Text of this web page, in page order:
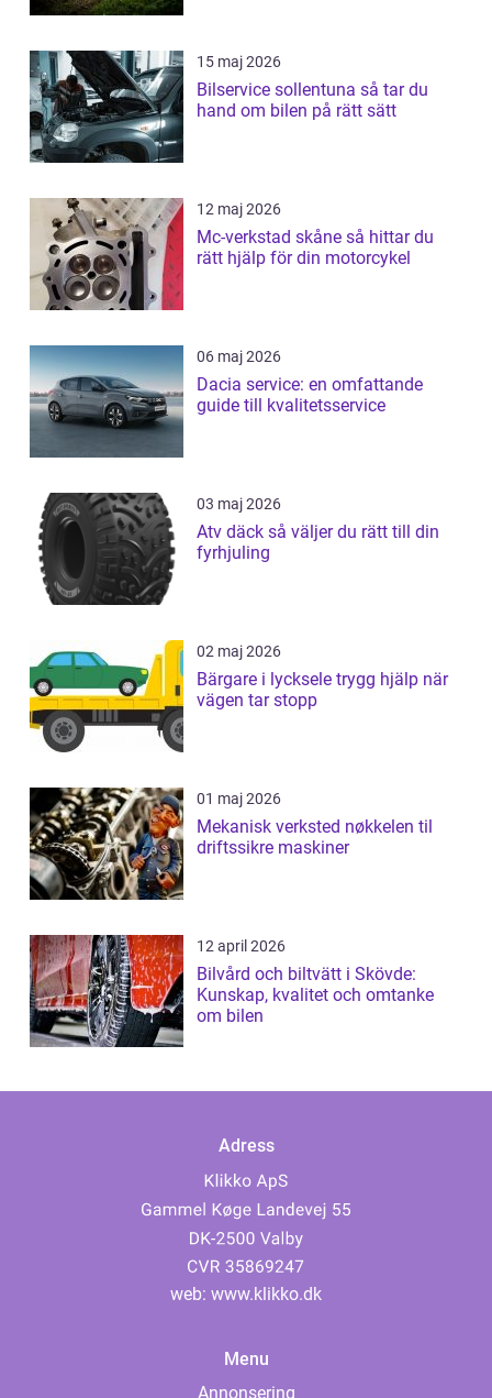
15 maj 2026
Bilservice sollentuna så tar du
hand om bilen på rätt sätt
12 maj 2026
Mc-verkstad skåne så hittar du
rätt hjälp för din motorcykel
06 maj 2026
Dacia service: en omfattande
guide till kvalitetsservice
03 maj 2026
Atv däck så väljer du rätt till din
fyrhjuling
02 maj 2026
Bärgare i lycksele trygg hjälp när
vägen tar stopp
01 maj 2026
Mekanisk verksted nøkkelen til
driftssikre maskiner
12 april 2026
Bilvård och biltvätt i Skövde:
Kunskap, kvalitet och omtanke
om bilen
Adress
web: www.klikko.dk
Menu
Annonsering